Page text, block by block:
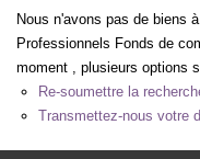
Créer une alerte
Nous n'avons pas de biens
Professionnels Fonds de
moment , plusieurs options
Re-soumettre la
Transmettez-nous votre